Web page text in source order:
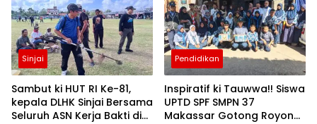
Sinjai
Sambut ki HUT RI Ke-81,
kepala DLHK Sinjai Bersama
Seluruh ASN Kerja Bakti di
Pendidikan
Inspiratif ki Tauwwa!! Siswa
UPTD SPF SMPN 37
Makassar Gotong Royong